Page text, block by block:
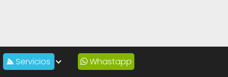
Servicios Whastapp